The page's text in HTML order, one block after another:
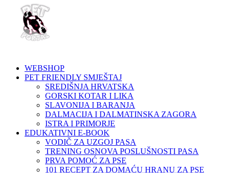
WEBSHOP
PET FRIENDLY SMJEŠTAJ
SREDIŠNJA HRVATSKA
GORSKI KOTAR I LIKA
SLAVONIJA I BARANJA
DALMACIJA I DALMATINSKA ZAGORA
ISTRA I PRIMORJE
EDUKATIVNI E-BOOK
VODIČ ZA UZGOJ PASA
TRENING OSNOVA POSLUŠNOSTI PASA
PRVA POMOĆ ZA PSE
101 RECEPT ZA DOMAĆU HRANU ZA PSE